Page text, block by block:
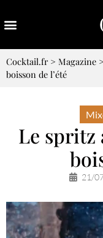
Cocktail.fr> Magazine >
boisson de l’été
Le spritz
21/